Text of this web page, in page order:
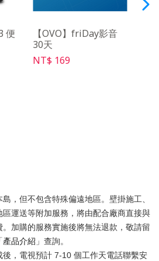
便
【OVO】friDay影音
30天
NT$ 169
，但不包含特殊偏遠地區。壁掛施工、
運送等附加服務，將由配合廠商直接與
加購的服務實施後將無法退款，敬請留
產品介紹 」查詢。
後，電視預計 7-10 個工作天電話聯繫安